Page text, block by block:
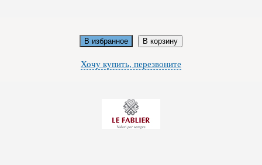
В избранное В корзину
Хочу купить, перезвоните